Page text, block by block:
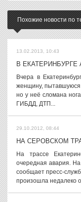
Похожие новости по
13.02.2013, 10:43
В
Вчера в
женщину, пытавшуюся
но у неё сломана
ГИБДД, ДТП...
29.10.2012, 08:44
НА СЕРОВСКОМ
На трассе
очередная авария.
сообщает пресс-
произошла недалеко